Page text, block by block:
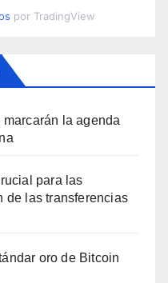
por TradingView
la agenda
para las
de las transferencias
oro de Bitcoin